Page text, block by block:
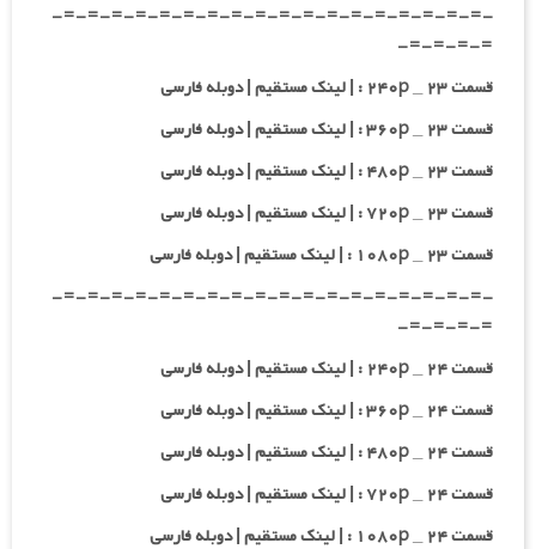
-=-=-=-=-=-=-=-=-=-=-=-=-=-=-=-=-=-=-
=-=-=-=-
قسمت ۲۳ _ ۲۴۰p : | لینک مستقیم | دوبله فارسی
قسمت ۲۳ _ ۳۶۰p : | لینک مستقیم | دوبله فارسی
قسمت ۲۳ _ ۴۸۰p : | لینک مستقیم | دوبله فارسی
قسمت ۲۳ _ ۷۲۰p : | لینک مستقیم | دوبله فارسی
قسمت ۲۳ _ ۱۰۸۰p : | لینک مستقیم | دوبله فارسی
-=-=-=-=-=-=-=-=-=-=-=-=-=-=-=-=-=-=-
=-=-=-=-
قسمت ۲۴ _ ۲۴۰p : | لینک مستقیم | دوبله فارسی
قسمت ۲۴ _ ۳۶۰p : | لینک مستقیم | دوبله فارسی
قسمت ۲۴ _ ۴۸۰p : | لینک مستقیم | دوبله فارسی
قسمت ۲۴ _ ۷۲۰p : | لینک مستقیم | دوبله فارسی
قسمت ۲۴ _ ۱۰۸۰p : | لینک مستقیم | دوبله فارسی